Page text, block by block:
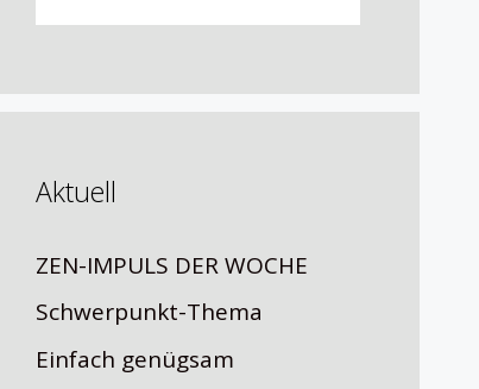
Aktuell
ZEN-IMPULS DER WOCHE
Schwerpunkt-Thema
Einfach genügsam